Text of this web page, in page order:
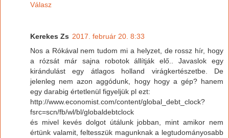
Válasz
Kerekes Zs 2017. február 20. 8:33
Nos a Rókával nem tudom mi a helyzet, de rossz hír, hogy
a rózsát már sajna robotok állítják elő.. Javaslok egy
kirándulást egy átlagos holland virágkertészetbe. De
jelenleg nem azon aggódunk, hogy hogy a gép? hanem
egy darabig értetlenül figyeljük pl ezt:
http://www.economist.com/content/global_debt_clock?
fsrc=scn/fb/wl/bl/globaldebtclock
és mivel kevés dolgot útálunk jobban, mint amikor nem
értünk valamit, feltesszük magunknak a legtudományosabb